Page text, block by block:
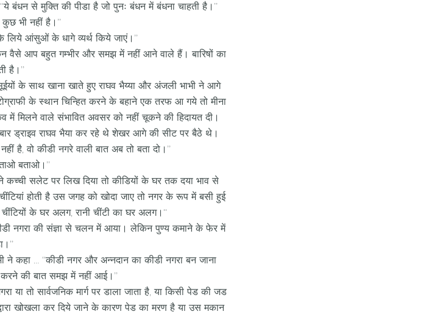
से मुक्ति की पीडा है जो पुनः बंधन में बंधना चाहती है।’’
भी नहीं है।’’
आंसुओं के धागे व्यर्थ किये जाएं।’’
वैसे आप बहुत गम्भीर और समझ में नहीं आने वाले हैं। बारिषों का
है।’’
के साथ खाना खाते हुए राघव भैय्या और अंजली भाभी ने आगे
के स्थान चिन्हित करने के बहाने एक तरफ आ गये तो मीना
में मिलने वाले संभावित अवसर को नहीं चूकने की हिदायत दी।
ड्राइव राघव भैया कर रहे थे शेखर आगे की सीट पर बैठे थे।
है, वो कीडी नगरे वाली बात अब तो बता दो।’’
बताओ।’’
कच्ची सलेट पर लिख दिया तो कीडियों के घर तक दया भाव से
होती है उस जगह को खोदा जाए तो नगर के रूप में बसी हुई
के घर अलग, रानी चींटी का घर अलग।‘‘
नगरा की संज्ञा से चलन में आया। लेकिन पुण्य कमाने के फेर में
कहा … ‘‘कीडी नगर और अन्नदान का कीडी नगरा बन जाना
की बात समझ में नहीं आई।’’
या तो सार्वजनिक मार्ग पर डाला जाता है, या किसी पेड की जड
खोखला कर दिये जाने के कारण पेड का मरण है या उस मकान